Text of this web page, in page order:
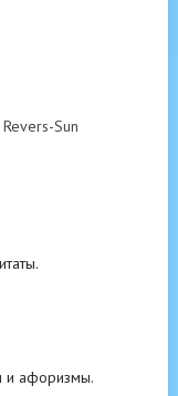
Sun
и афоризмы.